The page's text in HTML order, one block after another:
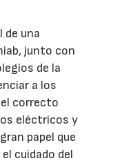
de una
junto con
de la
a los
correcto
eléctricos y
papel que
cuidado del